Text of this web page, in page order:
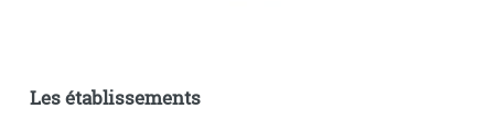
Les établissements